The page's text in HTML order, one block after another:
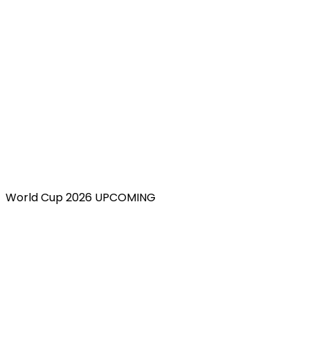
World Cup 2026 UPCOMING